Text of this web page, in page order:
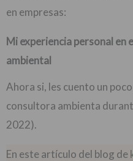
en empresas:
Mi experiencia personal en
ambiental
Ahora si, les cuento un
consultora ambienta
2022).
En este artículo del blog de